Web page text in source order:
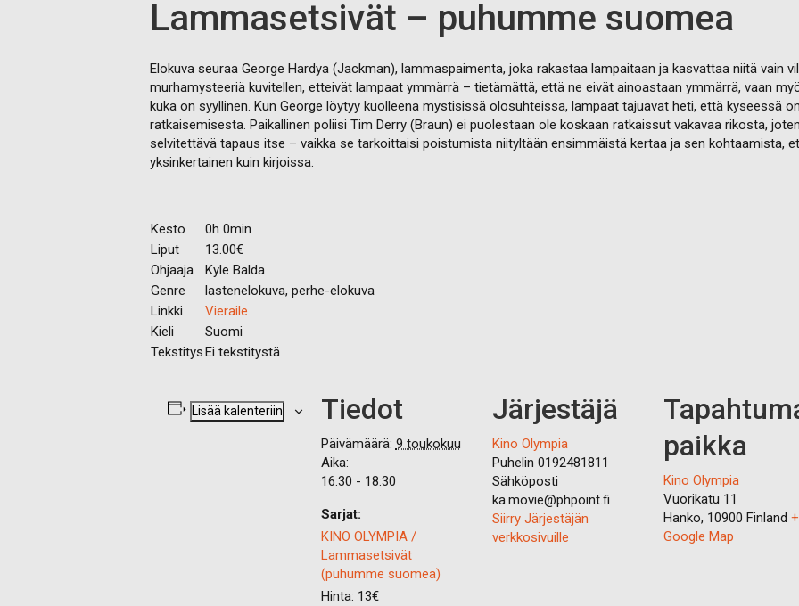
Lammasetsivät – puhumme suomea
Elokuva seuraa George Hardya (Jackman), lammaspaimenta, joka rakastaa lampaitaan ja kasvattaa niitä vain
murhamysteeriä kuvitellen, etteivät lampaat ymmärrä – tietämättä, että ne eivät ainoastaan ymmärrä, vaan
kuka on syyllinen. Kun George löytyy kuolleena mystisissä olosuhteissa, lampaat tajuavat heti, että kyseessä
ratkaisemisesta. Paikallinen poliisi Tim Derry (Braun) ei puolestaan ole koskaan ratkaissut vakavaa rikosta,
selvitettävä tapaus itse – vaikka se tarkoittaisi poistumista niityltään ensimmäistä kertaa ja sen kohtaamista,
yksinkertainen kuin kirjoissa.
Kesto
0h 0min
Liput
13.00€
Ohjaaja
Kyle Balda
Genre
lastenelokuva, perhe-elokuva
Linkki
Vieraile
Kieli
Suomi
TekstitysEi tekstitystä
Lisää kalenteriin Tiedot
Päivämäärä: 9 toukokuu
Aika:
16:30 - 18:30
Sarjat:
KINO OLYMPIA /
Lammasetsivät
(puhumme suomea)
Hinta: 13€
Järjestäjä
Kino Olympia
Puhelin 0192481811
Sähköposti
ka.movie@phpoint.fi
Siirry Järjestäjän
verkkosivuille
paikka
Kino Olympia
Vuorikatu 11
Hanko, 10900 Finland +
Google Map